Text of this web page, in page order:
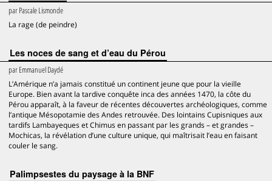
parPascale Lismonde
La rage (de peindre)
Les noces de sang et d’eau du Pérou
parEmmanuel Daydé
L’Amérique n’a jamais constitué un continent jeune que pour la vieille
Europe. Bien avant la tardive conquête inca des années 1470, la côte du
Pérou apparaît, à la faveur de récentes découvertes archéologiques, comme
l’antique Mésopotamie des Andes retrouvée. Des lointains Cupisniques aux
tardifs Lambayeques et Chimus en passant par les grands – et grandes –
Mochicas, la révélation d’une culture unique, qui maîtrisait l’eau en faisant
couler le sang.
Palimpsestes du paysage à la BNF